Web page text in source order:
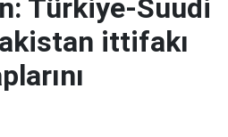
Türkiye-Suudi
ittifakı